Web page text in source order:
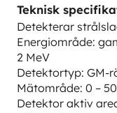
Teknisk
Detekterar
Energiområde:
2 MeV
Detektortyp: GM-
Mätområde: 0 –
Detektor aktiv